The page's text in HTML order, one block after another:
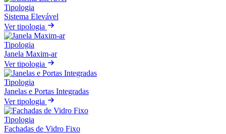
Tipologia
Sistema Elevável
Ver tipologia
Tipologia
Janela Maxim-ar
Ver tipologia
Tipologia
Janelas e Portas Integradas
Ver tipologia
Tipologia
Fachadas de Vidro Fixo